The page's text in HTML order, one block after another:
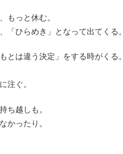
もっと休む。
「ひらめき」となって出てくる。
とは違う決定」をする時がくる。
注ぐ。
ち越しも。
かったり。